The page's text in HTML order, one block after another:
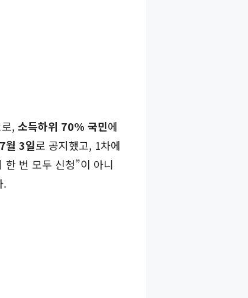
, 소득하위 70% 국민에
월 3일로 공지했고, 1차에
한 번 모두 신청”이 아니
.